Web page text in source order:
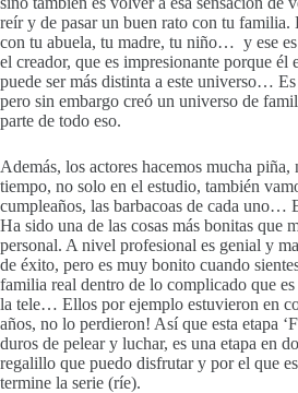
reír y de pasar un buen rato con tu familia.
con tu abuela, tu madre, tu niño… y ese
el creador, que es impresionante porque él
puede ser más distinta a este universo…
pero sin embargo creó un universo de
parte de todo eso.
Además, los actores hacemos mucha piña,
tiempo, no solo en el estudio, también
cumpleaños, las barbacoas de cada uno…
Ha sido una de las cosas más bonitas que
personal. A nivel profesional es genial y
de éxito, pero es muy bonito cuando
familia real dentro de lo complicado que
la tele… Ellos por ejemplo estuvieron en
años, no lo perdieron! Así que esta etapa
duros de pelear y luchar, es una etapa en
regalillo que puedo disfrutar y por el que
termine la serie (ríe).